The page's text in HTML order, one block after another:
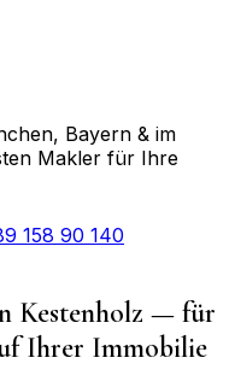
Bayern & im
Makler für Ihre
158 90 140
Kestenholz — für
Ihrer Immobilie